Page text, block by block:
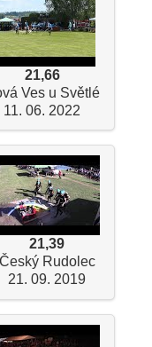
21,66
Ves u Světlé
11. 06. 2022
21,39
Český Rudolec
21. 09. 2019